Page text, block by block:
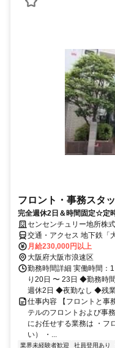
フロント・事務スタ
完全週休2日＆時間固定☆定
センセンチュリー地所株
交通・アクセス 地下鉄「
出口から徒歩5分 / JR大阪
月給230,000円以上
大阪府大阪市浪速区
勤務時間詳細 実働時間：
り20日 〜 23日 ◆勤務時
週休2日 ◆夜勤なし ◆残
仕事内容 【フロントと事
テルのフロントおよび事
にお任せする業務は ・フ
い） ・...
業界未経験者歓迎 社員登用あり